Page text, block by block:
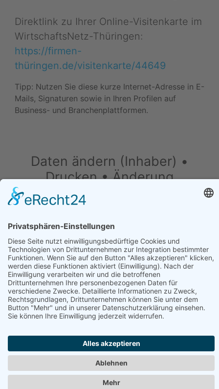
Direktlink zu Ihrer Online-Visitenkarte im
WirtschaftsNetz-Thüringen:
https://firmen-
thüringen.de/visitenkarte/44649
Tipp: Nutzen Sie diese kurze Internet-Adresse in E-
Mails, Signaturen sowie in Ihren Profilen auf
Business- und Branchenplattformen.
Daten ändern (Inhaber) •
Drucken • Änderung
vorschlagen
Daten ändern (für Inhaber)
vorschlagen•Drucken
Werben in diesem Portal• Kontakt / Impressum•
Datenschutzerklärung•Cookie-Einstellungen